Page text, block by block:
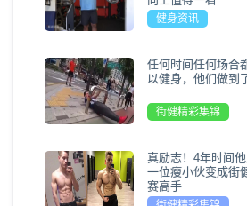
健身资讯
任何时间任何场合
以健身，他们做到
街健精彩集锦
真励志！4年时间
一位瘦小伙变成街
赛高手